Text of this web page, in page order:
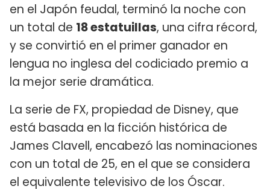
en el Japón feudal, terminó la noche con
un total de 18 estatuillas, una cifra récord,
y se convirtió en el primer ganador en
lengua no inglesa del codiciado premio a
la mejor serie dramática.
La serie de FX, propiedad de Disney, que
está basada en la ficción histórica de
James Clavell, encabezó las nominaciones
con un total de 25, en el que se considera
el equivalente televisivo de los Óscar.